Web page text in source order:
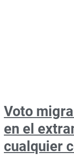
Voto
en el
cualquier